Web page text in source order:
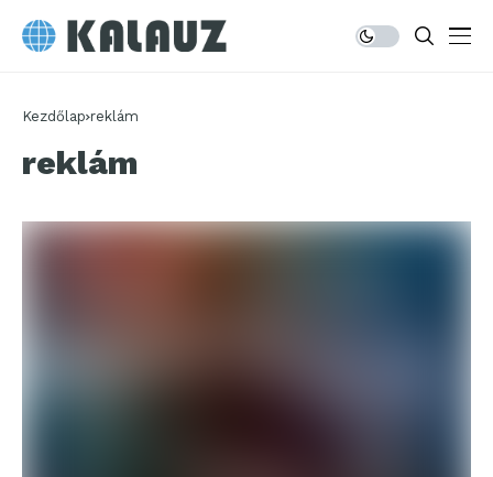
Kezdőlap reklám
reklám